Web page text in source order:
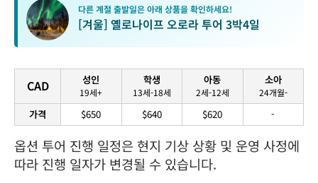
다른 계절 출발일은 아래 상품을 확인하세요!
[겨울] 옐로나이프 오로라 투어 3박4일
CAD
가격
성인
19세+
$650
학생
13세-18세
$640
아동
2세-12세
$620
소아
24개월-
-
옵션 투어 진행 일정은 현지 기상 상황 및 운영 사정에
따라 진행 일자가 변경될 수 있습니다.